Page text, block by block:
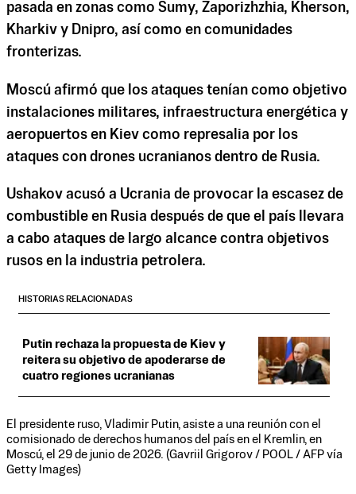
pasada en zonas como Sumy, Zaporizhzhia, Kherson,
Kharkiv y Dnipro, así como en comunidades
fronterizas.
Moscú afirmó que los ataques tenían como objetivo
instalaciones militares, infraestructura energética y
aeropuertos en Kiev como represalia por los
ataques con drones ucranianos dentro de Rusia.
Ushakov acusó a Ucrania de provocar la escasez de
combustible en Rusia después de que el país llevara
a cabo ataques de largo alcance contra objetivos
rusos en la industria petrolera.
HISTORIAS RELACIONADAS
Putin rechaza la propuesta de Kiev y
reitera su objetivo de apoderarse de
cuatro regiones ucranianas
El presidente ruso, Vladimir Putin, asiste a una reunión con el
comisionado de derechos humanos del país en el Kremlin, en
Moscú, el 29 de junio de 2026. (Gavriil Grigorov / POOL / AFP vía
Getty Images)